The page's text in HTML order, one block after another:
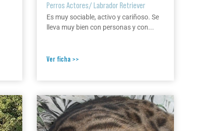
Perros Actores/Labrador Retriever
Es muy sociable, activo y cariñoso. Se
lleva muy bien con personas y con...
Ver ficha >>